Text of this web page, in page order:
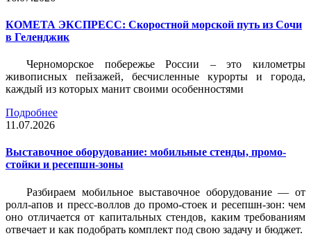
КОМЕТА ЭКСПРЕСС: Скоростной морской путь из Сочи
в Геленджик
Черноморское побережье России – это километры
живописных пейзажей, бесчисленные курорты и города,
каждый из которых манит своими особенностями
Подробнее
11.07.2026
Выставочное оборудование: мобильные стенды, промо-
стойки и ресепшн-зоны
Разбираем мобильное выставочное оборудование — от
ролл-апов и пресс-воллов до промо-стоек и ресепшн-зон: чем
оно отличается от капитальных стендов, каким требованиям
отвечает и как подобрать комплект под свою задачу и бюджет.